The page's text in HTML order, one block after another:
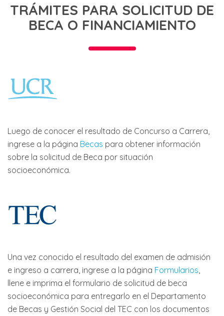
TRÁMITES PARA SOLICITUD DE
BECA O FINANCIAMIENTO
Luego de conocer el resultado de Concurso a Carrera,
ingrese a la página Becas para obtener información
sobre la solicitud de Beca por situación
socioeconómica.
Una vez conocido el resultado del examen de admisión
e ingreso a carrera, ingrese a la página Formularios
llene e imprima el formulario de solicitud de beca
socioeconómica para entregarlo en el Departamento
de Becas y Gestión Social del TEC con los documentos